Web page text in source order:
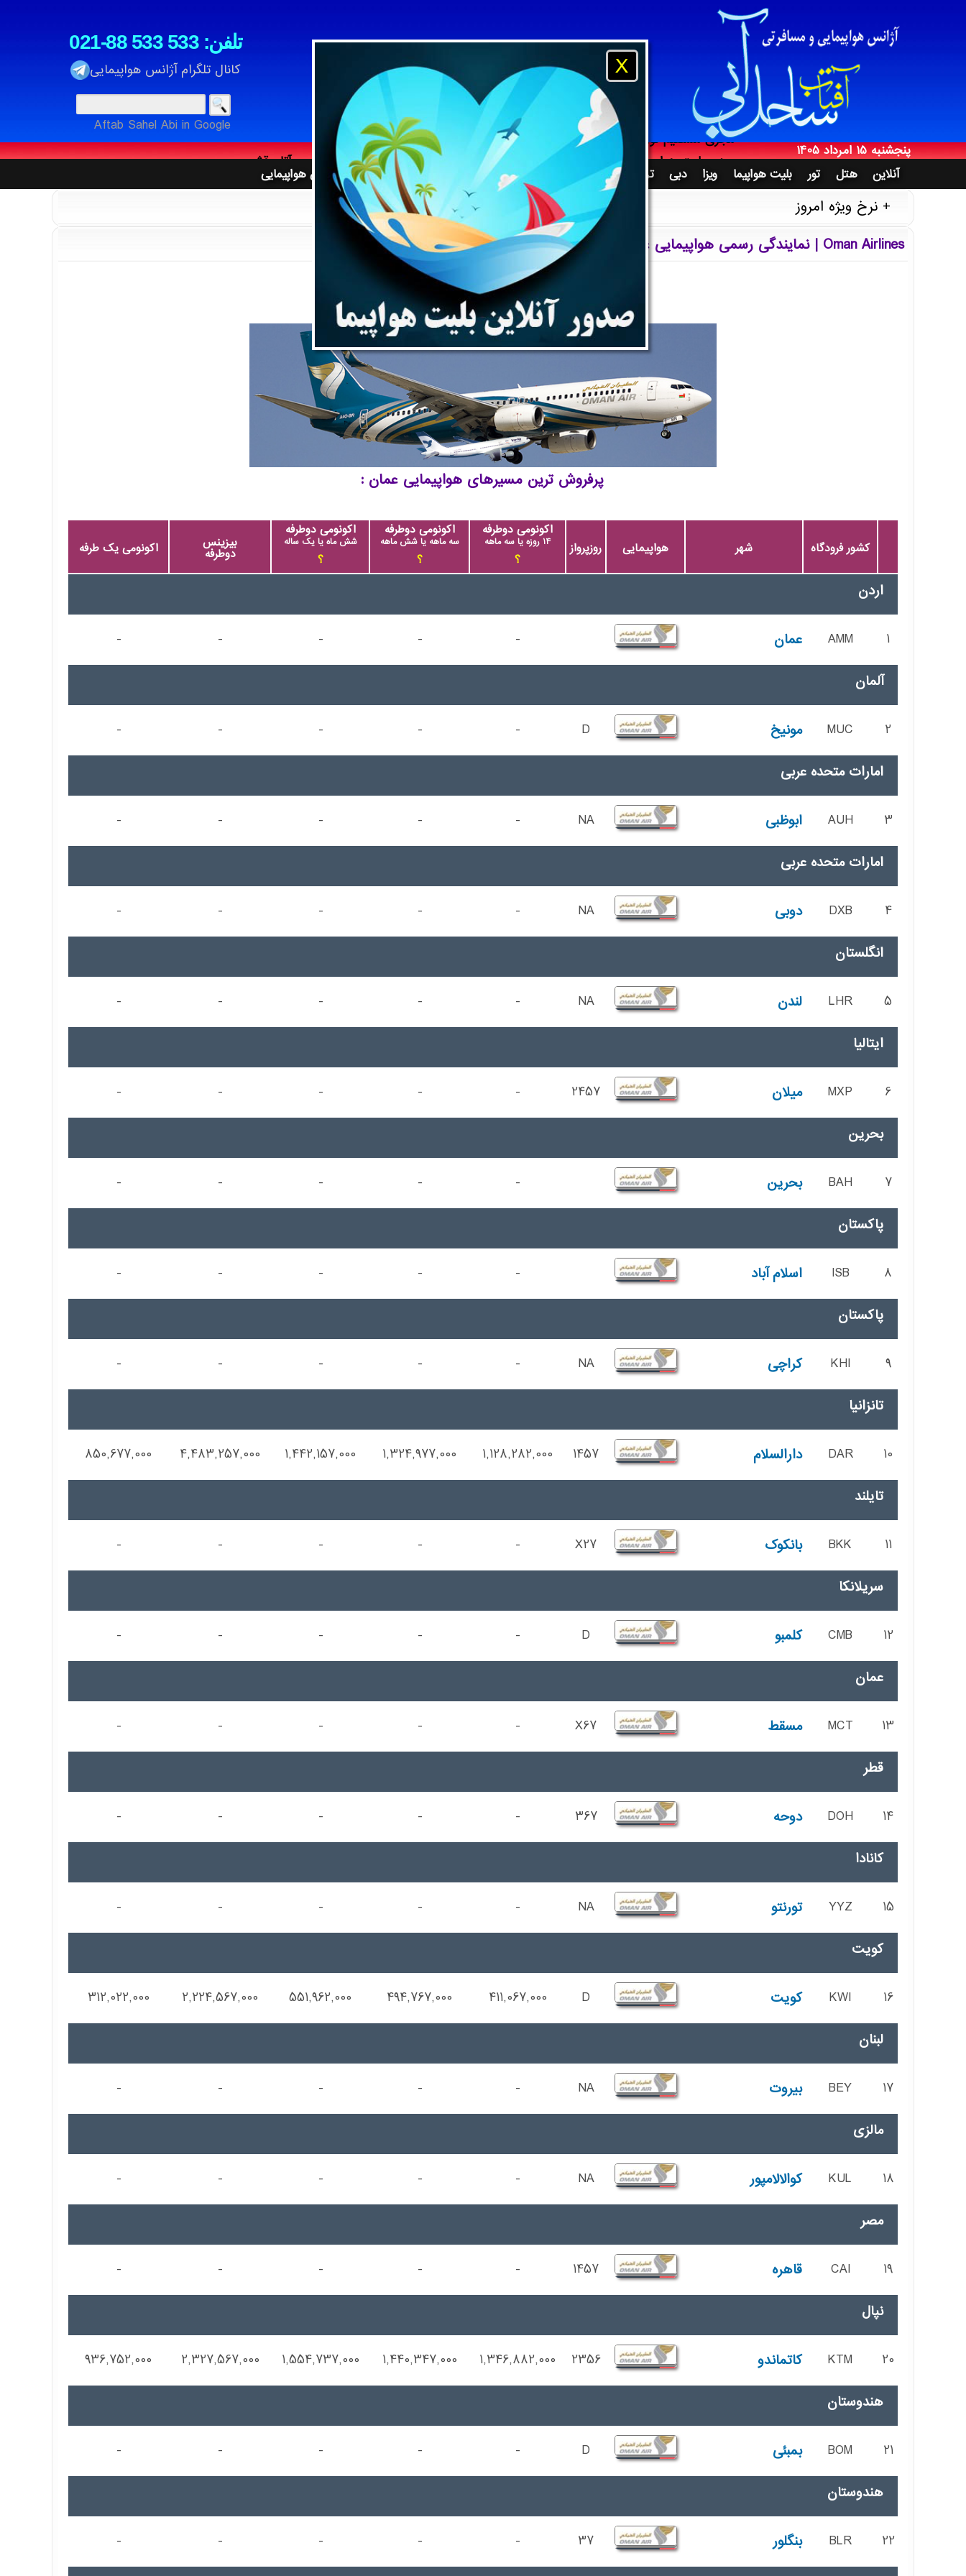
021-88 533 533 :تلفن
کانال تلگرام آژانس هواپیمایی
Aftab Sahel Abi in Google
پنجشنبه 15 امرداد 1405
آژانس هواپیمایی و مسافرتی آفتاب ساحل آبی ، شرکت خدمات مسافرت هوایی و جهانگردی
فروش بلیت به ایرانیان خارج از کشور ، پرداخت پول توسط بانک و دریافت آنلاین بلیت
مجری مستقیم تور دبی ، رزور بهترین هتلهای دبی در سریعترین زمان و بهترین نرخ
صدور بلیت هواپیما و پروازهای داخلی و خارجی ، بلیتهای داخلی ایران ایر ، ماهان ، آسمان ، آتا ، قشم ، معراج ، تابان ، کارون ، زاگرس
خدمات آنلاین مسافرتی ، صدور بلیت هواپیما بصورت اینترنتی و پرداخت از طریق کارتهای شتاب بانکی
فروش بلیت خارجی ترکیش ، امارات ، قطری ، چاینا ساترن ، لوفتانزا ، ایر فلوت ، آلیتالیا ، اکراین ، عمان ، ایژین به شهرهای جهان
پرداخت از طریق سیستم بانکی و دریافت مدارک بدون مراجعه حضوری
مجری مستقیم تور دبی تایلند مالزی ترکیه چین ارمنستان روسیه بالی هند پوکت آنتالیا استانبول
اخذ وقت سفارت و وایز فیش بانکی و دریافت پاسپورت بدون حضور مجدد مسافر
آژانس هواپیمایی و مسافرتی آفتاب ساحل آبی ، شرکت خدمات مسافرت هوایی و جهانگردی
X
آنلاین هتل تور بلیت هواپیما ویزا دبی ترکیه تایلند چین راهنمای مسافر راهنمای آژانس آژانس هواپیمایی
نرخ ویژه امروز
Oman Airlines | نمایندگی رسمی هواپیمایی عمان
هواپیمایی عمان
Oman Airlines
پرفروش ترین مسیرهای هواپیمایی عمان
کشور فرودگاه شهر هواپیمایی روزپرواز
اکونومی دوطرفه
14 روزه یا سه ماهه
؟
اکونومی دوطرفه
سه ماهه یا شش ماهه
؟
اکونومی دوطرفه
شش ماه یا یک ساله
؟
بیزینس
دوطرفه اکونومی یک طرفه
اردن
1
AMM عمان -
-
-
-
-
آلمان
2
MUC مونیخ D
-
-
-
-
-
امارات متحده عربی
3
AUH ابوظبی NA
-
-
-
-
-
امارات متحده عربی
4
DXB دوبی NA
-
-
-
-
-
انگلستان
5
LHR لندن NA
-
-
-
-
-
ایتالیا
6
MXP میلان 2457
-
-
-
-
-
بحرین
7
BAH بحرین -
-
-
-
-
پاکستان
8
ISB اسلام آباد -
-
-
-
-
پاکستان
9
KHI کراچی NA
-
-
-
-
-
تانزانیا
10
DAR دارالسلام 1457
1,128,282,000
1,324,977,000
1,442,157,000
4,483,257,000
850,677,000
تایلند
11
BKK بانکوک X27
-
-
-
-
-
سریلانکا
12
CMB کلمبو D
-
-
-
-
-
عمان
13
MCT مسقط X67
-
-
-
-
-
قطر
14
DOH دوحه 367
-
-
-
-
-
کانادا
15
YYZ تورنتو NA
-
-
-
-
-
کویت
16
KWI کویت D
411,067,000
494,767,000
551,962,000
2,224,567,000
312,022,000
لبنان
17
BEY بیروت NA
-
-
-
-
-
مالزی
18
KUL کوالالامپور NA
-
-
-
-
-
مصر
19
CAI قاهره 1457
-
-
-
-
-
نپال
20
KTM کاتماندو 2356
1,346,882,000
1,440,347,000
1,554,737,000
2,327,567,000
936,752,000
هندوستان
21
BOM بمبئی D
-
-
-
-
-
هندوستان
22
BLR بنگلور 37
-
-
-
-
-